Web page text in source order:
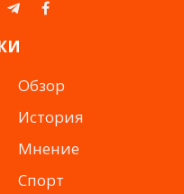
TelegramFacebook
Обзор
История
Мнение
Спорт